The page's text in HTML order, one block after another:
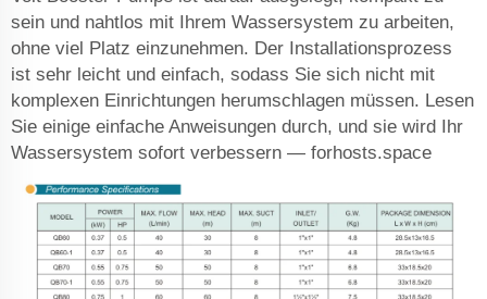
sein und nahtlos mit Ihrem Wassersystem zu arbeiten,
ohne viel Platz einzunehmen. Der Installationsprozess
ist sehr leicht und einfach, sodass Sie sich nicht mit
komplexen Einrichtungen herumschlagen müssen. Lesen
Sie einige einfache Anweisungen durch, und sie wird Ihr
Wassersystem sofort verbessern — forhosts.space